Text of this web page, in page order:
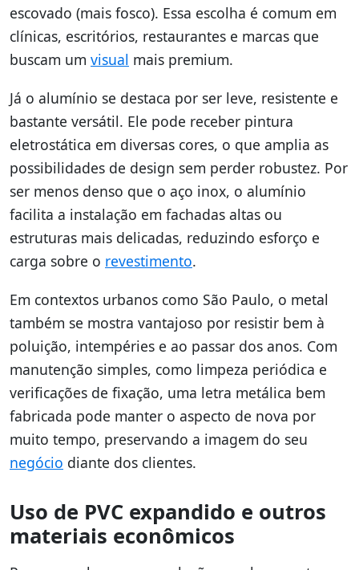
escovado (mais fosco). Essa escolha é comum em
clínicas, escritórios, restaurantes e marcas que
buscam um visual mais premium.
Já o alumínio se destaca por ser leve, resistente e
bastante versátil. Ele pode receber pintura
eletrostática em diversas cores, o que amplia as
possibilidades de design sem perder robustez. Por
ser menos denso que o aço inox, o alumínio
facilita a instalação em fachadas altas ou
estruturas mais delicadas, reduzindo esforço e
carga sobre o revestimento.
Em contextos urbanos como São Paulo, o metal
também se mostra vantajoso por resistir bem à
poluição, intempéries e ao passar dos anos. Com
manutenção simples, como limpeza periódica e
verificações de fixação, uma letra metálica bem
fabricada pode manter o aspecto de nova por
muito tempo, preservando a imagem do seu
negócio diante dos clientes.
Uso de PVC expandido e outros
materiais econômicos